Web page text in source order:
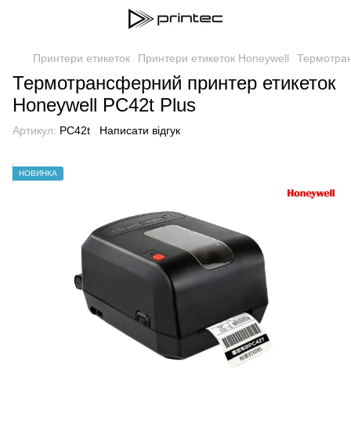
Принтери етикеток Принтери етикеток Honeywell
Термотрансферний принтер етикеток
Honeywell PC42t Plus
Артикул: PC42t Написати відгук
НОВИНКА